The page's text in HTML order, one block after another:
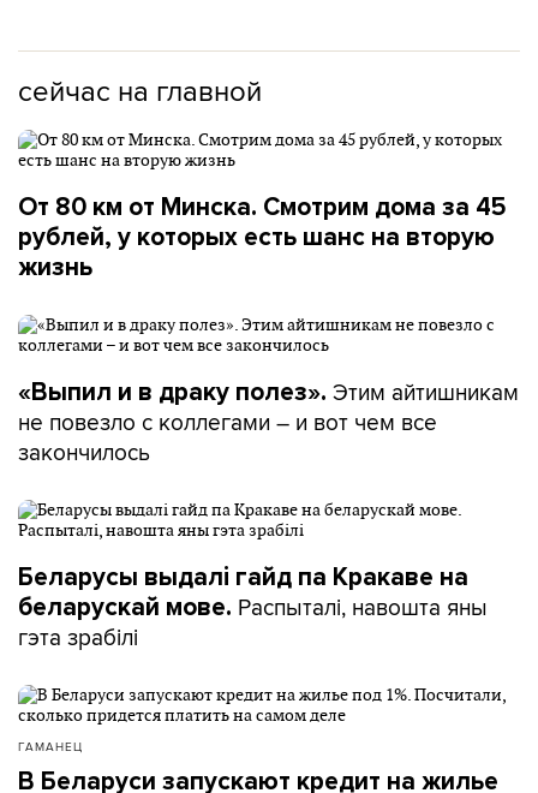
сейчас на главной
От 80 км от Минска. Смотрим дома за 45
рублей, у которых есть шанс на вторую
жизнь
«Выпил и в драку полез». Этим айтишникам
не повезло с коллегами – и вот чем все
закончилось
Беларусы выдалі гайд па Кракаве на
беларускай мове. Распыталі, навошта яны
гэта зрабілі
ГАМАНЕЦ
В Беларуси запускают кредит на жилье